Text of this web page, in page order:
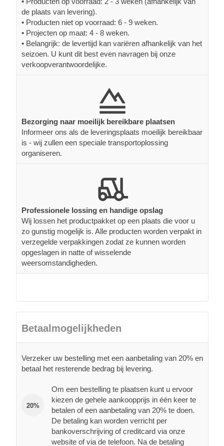
de plaats van levering).
• Producten niet op voorraad: 6 - 9 weken.
• Projecten op maat: 4 - 8 weken.
• Belangrijk: de levertijd kan variëren afhankelijk van het
seizoen. U kunt dit best even navragen bij onze
verkoopverantwoordelijke.
Bezorging naar moeilijk bereikbare plaatsen
Informeer ons als de leveringsplaats moeilijk bereikbaar
is - wij zullen een speciale transportoplossing
organiseren.
Professionele lossing en handige opslag
Wij lossen het productpakket op een plaats die voor u
zo gunstig mogelijk is. Alle producten worden verpakt in
verzegelde verpakkingen zodat ze kunnen worden
opgeslagen in natte of wisselende
weersomstandigheden.
Betaalmogelijkheden
Verzeker uw bestelling met een aanbetaling van 20% en
betaal het resterende bedrag bij levering.
20%
Om een bestelling te plaatsen kunt u ervoor
kiezen de gehele aankoopprijs in één keer te
betalen of een aanbetaling van 20% te doen.
De betaling kan worden verricht per
bankoverschrijving of creditcard via onze
website of via de telefoon. Na de betaling